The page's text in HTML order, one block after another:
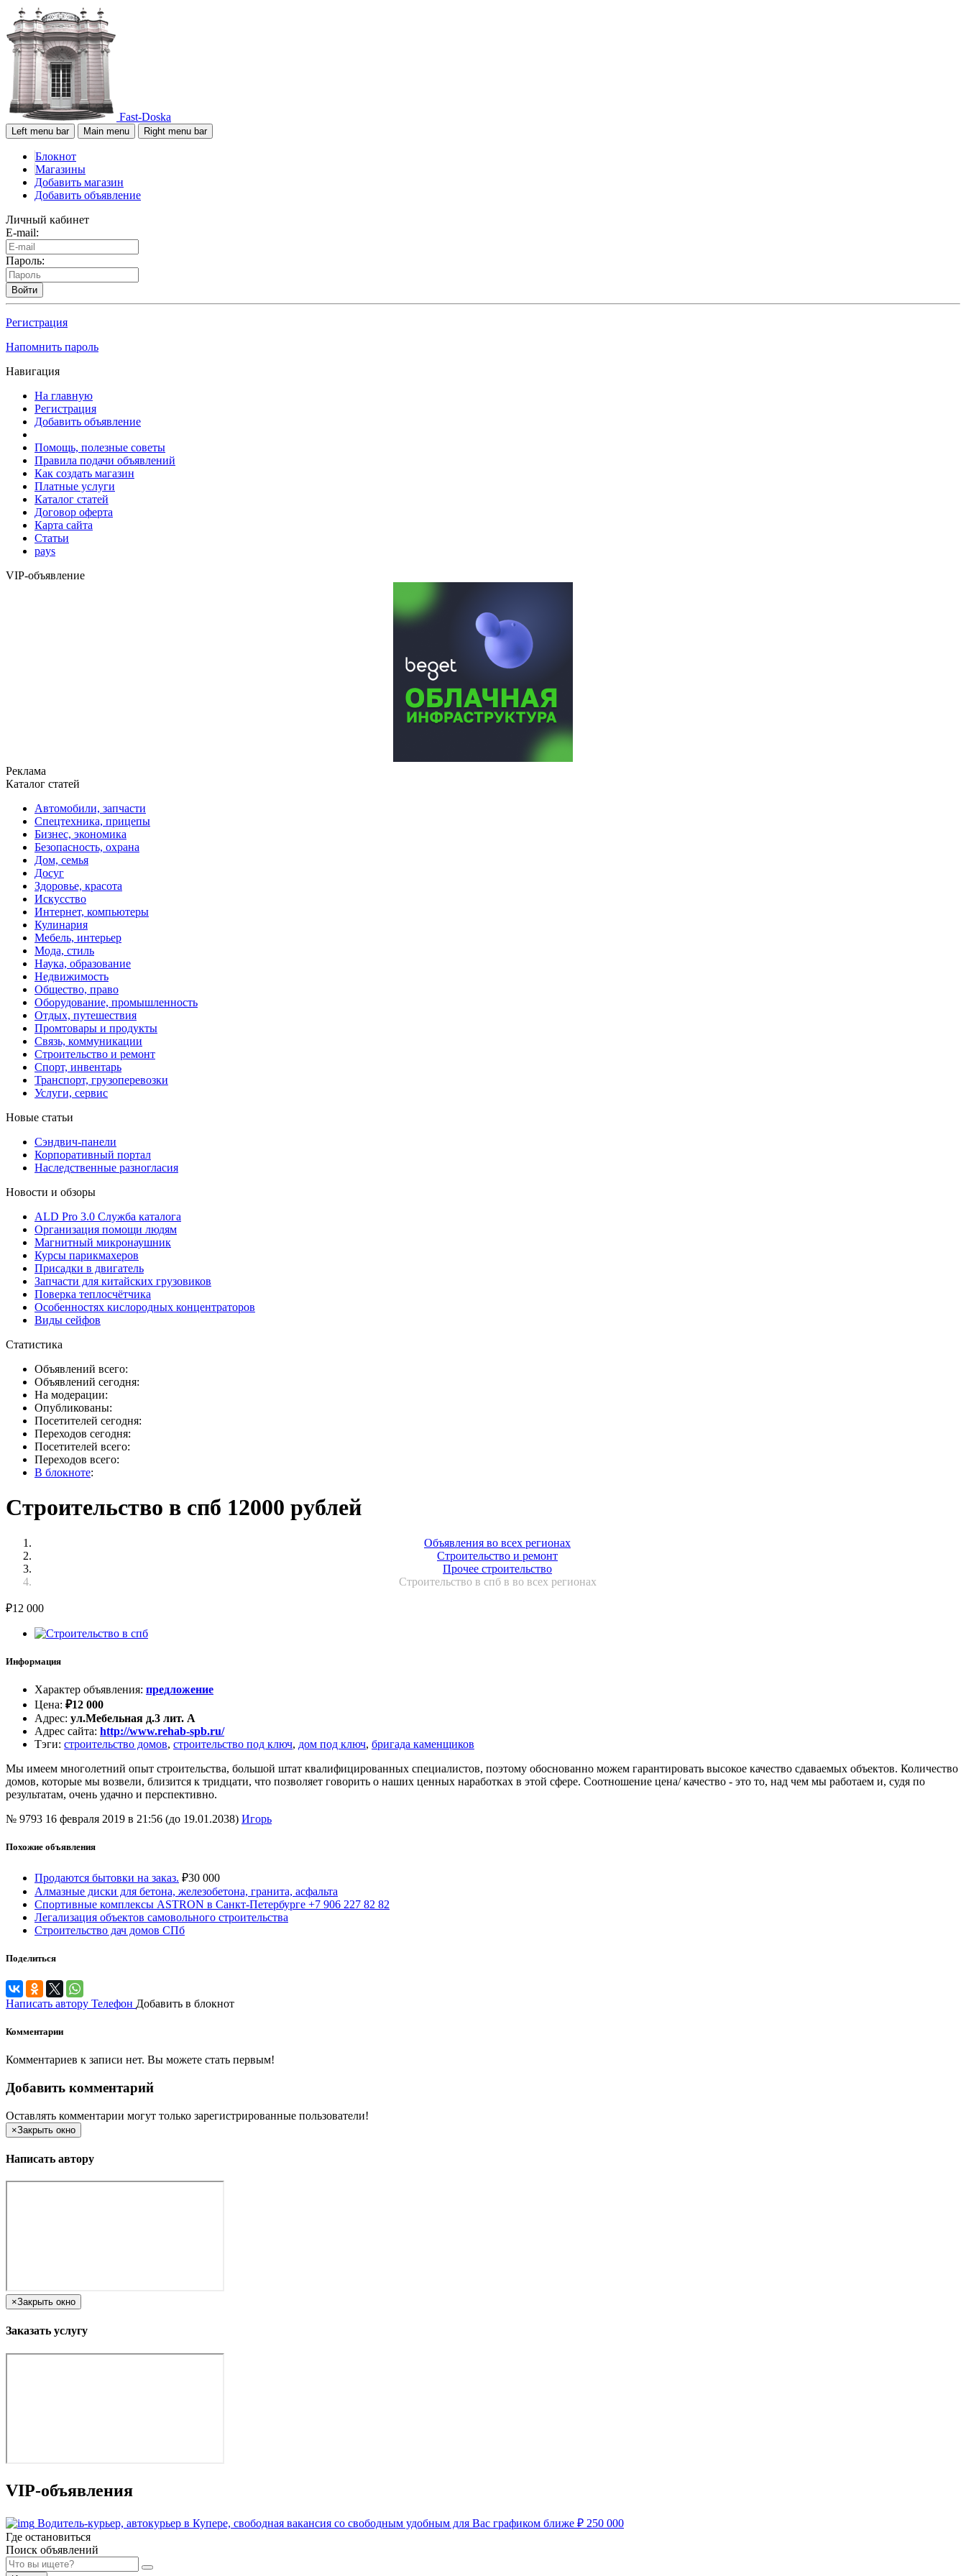
Fast-Doska
Left menu bar Main menu Right menu bar
Блокнот
Магазины
Добавить магазин
Добавить объявление
Личный кабинет
E-mail:
Пароль:
Войти
Регистрация
Напомнить пароль
Навигация
На главную
Регистрация
Добавить объявление
Помощь, полезные советы
Правила подачи объявлений
Как создать магазин
Платные услуги
Каталог статей
Договор оферта
Карта сайта
Статьи
pays
VIP-объявление
Реклама
Каталог статей
Автомобили, запчасти
Спецтехника, прицепы
Бизнес, экономика
Безопасность, охрана
Дом, семья
Досуг
Здоровье, красота
Искусство
Интернет, компьютеры
Кулинария
Мебель, интерьер
Мода, стиль
Наука, образование
Недвижимость
Общество, право
Оборудование, промышленность
Отдых, путешествия
Промтовары и продукты
Связь, коммуникации
Строительство и ремонт
Cпорт, инвентарь
Транспорт, грузоперевозки
Услуги, сервис
Новые статьи
Сэндвич-панели
Корпоративный портал
Наследственные разногласия
Новости и обзоры
ALD Pro 3.0 Служба каталога
Организация помощи людям
Магнитный микронаушник
Курсы парикмахеров
Присадки в двигатель
Запчасти для китайских грузовиков
Поверка теплосчётчика
Особенностях кислородных концентраторов
Виды сейфов
Статистика
Объявлений всего:
Объявлений сегодня:
На модерации:
Опубликованы:
Посетителей сегодня:
Переходов сегодня:
Посетителей всего:
Переходов всего:
В блокноте:
Строительство в спб 12000 рублей
Объявления во всех регионах
Строительство и ремонт
Прочее строительство
Строительство в спб в во всех регионах
₽12 000
Информация
Характер объявления: предложение
Цена: ₽12 000
Адрес: ул.Мебельная д.3 лит. А
Адрес сайта: http://www.rehab-spb.ru/
Тэги: строительство домов, строительство под ключ, дом под ключ, бригада каменщиков
Мы имеем многолетний опыт строительства, большой штат квалифицированных специалистов, поэтому обоснованно можем гарантировать высокое качество сдаваемых объектов. Количество
домов, которые мы возвели, близится к тридцати, что позволяет говорить о наших ценных наработках в этой сфере. Соотношение цена/ качество - это то, над чем мы работаем и, судя по
результатам, очень удачно и перспективно.
№ 9793 16 февраля 2019 в 21:56 (до 19.01.2038) Игорь
Похожие объявления
Продаются бытовки на заказ. ₽30 000
Алмазные диски для бетона, железобетона, гранита, асфальта
Спортивные комплексы ASTRON в Санкт-Петербурге +7 906 227 82 82
Легализация объектов самовольного строительства
Строительство дач домов СПб
Поделиться
Написать автору Телефон Добавить в блокнот
Комментарии
Комментариев к записи нет. Вы можете стать первым!
Добавить комментарий
Оставлять комментарии могут только зарегистрированные пользователи!
×Закрыть окно
Написать автору
×Закрыть окно
Заказать услугу
VIP-объявления
Водитель-курьер, автокурьер в Купере, свободная вакансия со свободным удобным для Вас графиком ближе ₽ 250 000
Где остановиться
Поиск объявлений